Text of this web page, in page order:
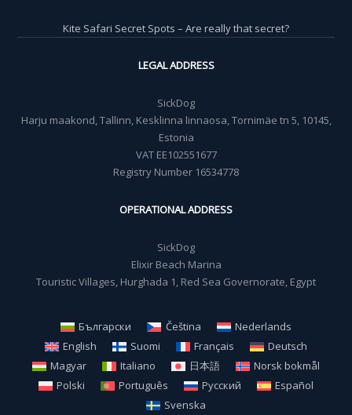
Kite Safari Secret Spots – Are really that secret?
LEGAL ADDRESS
SickDog
Harju maakond, Tallinn, Kesklinna linnaosa, Tornimäe tn 5, 10145,
Estonia
VAT EE102551677
Registry Number 16534778
OPERATIONAL ADDRESS
SickDog
Elixir Beach Marina
Touristic Villages, Hurghada 1, Red Sea Governorate, Egypt
Български Čeština
Nederlands
English
Suomi Français
Deutsch
Magyar
Italiano 日本語
Norsk bokmål
Polski
Português Русский
Español
Svenska